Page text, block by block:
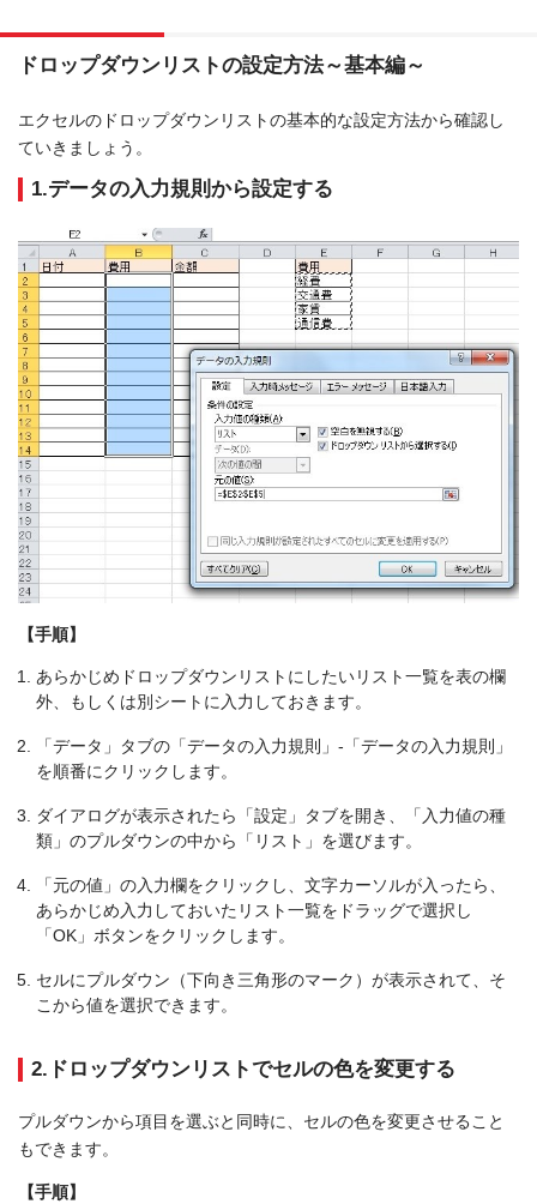
ドロップダウンリストの設定方法～基本編～
エクセルのドロップダウンリストの基本的な設定方法から確認し
ていきましょう。
1.データの入力規則から設定する
【手順】
あらかじめドロップダウンリストにしたいリスト一覧を表の欄
外、もしくは別シートに入力しておきます。
「データ」タブの「データの入力規則」-「データの入力規則」
を順番にクリックします。
ダイアログが表示されたら「設定」タブを開き、「入力値の種
類」のプルダウンの中から「リスト」を選びます。
「元の値」の入力欄をクリックし、文字カーソルが入ったら、
あらかじめ入力しておいたリスト一覧をドラッグで選択し
「OK」ボタンをクリックします。
セルにプルダウン（下向き三角形のマーク）が表示されて、そ
こから値を選択できます。
2.ドロップダウンリストでセルの色を変更する
プルダウンから項目を選ぶと同時に、セルの色を変更させること
もできます。
【手順】